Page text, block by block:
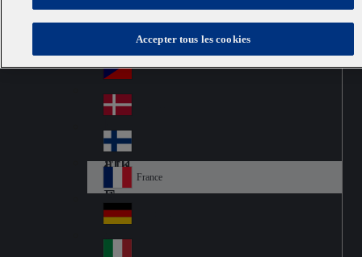
l
Ca
da
Ch
ina
Cz
ec
h
Česko
De
nm
ark
Fin
d
Fra
nc
e
France
Ge
Accepter tous les cookies